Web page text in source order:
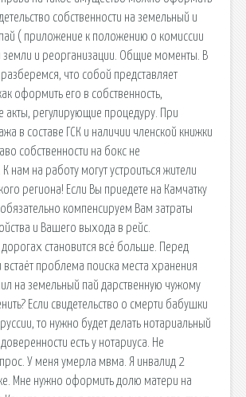
собственности на земельный и
( приложение к положению о комиссии
земли и реорганизации. Общие моменты. В
что собой представляет
оформить его в собственность,
акты, регулирующие процедуру. При
в составе ГСК и наличии членской книжки
собственности на бокс не
нам на работу могут устроиться жители
региона! Если Вы приедете на Камчатку
компенсируем Вам затраты
и Вашего выхода в рейс.
становится всё больше. Перед
проблема поиска места хранения
на земельный пай дарственную чужому
Если свидетельство о смерти бабушки
то нужно будет делать нотариальный
есть у нотариуса. Не
У меня умерла мвма. Я инвалид 2
Мне нужно оформить долю матери на